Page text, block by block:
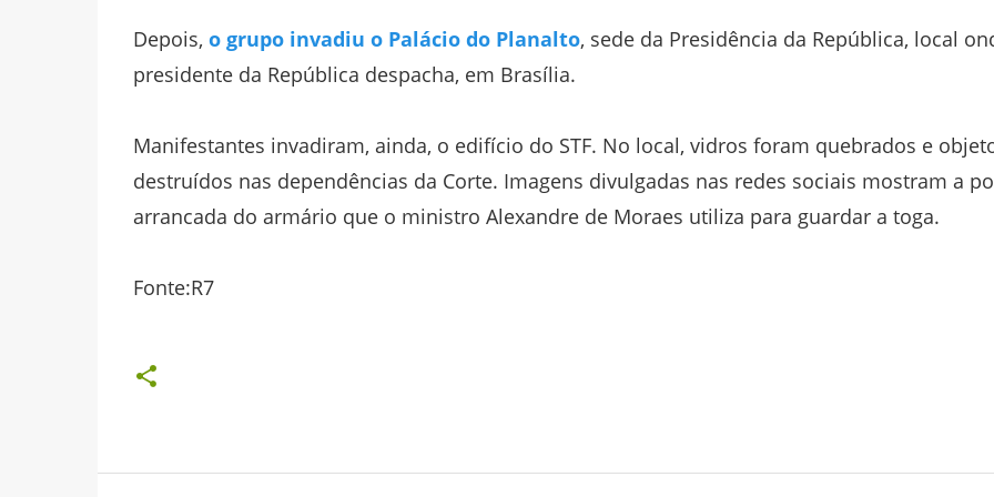
Depois, o grupo invadiu o Palácio do Planalto, sede da Presidência da República, local
presidente da República despacha, em Brasília.
Manifestantes invadiram, ainda, o edifício do STF. No local, vidros foram quebrados e
destruídos nas dependências da Corte. Imagens divulgadas nas redes sociais mostram a
arrancada do armário que o ministro Alexandre de Moraes utiliza para guardar a toga.
Fonte:R7